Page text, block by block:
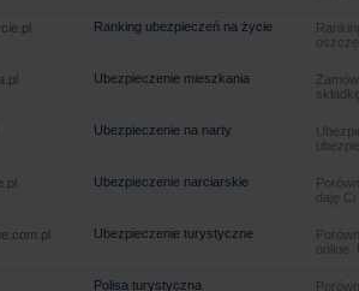
Ranking ubezpieczeń na życie
Ubezpieczenie mieszkania
Ubezpieczenie na narty
Ubezpieczenie narciarskie
daję
Ubezpieczenie turystyczne
Polisa turystyczna